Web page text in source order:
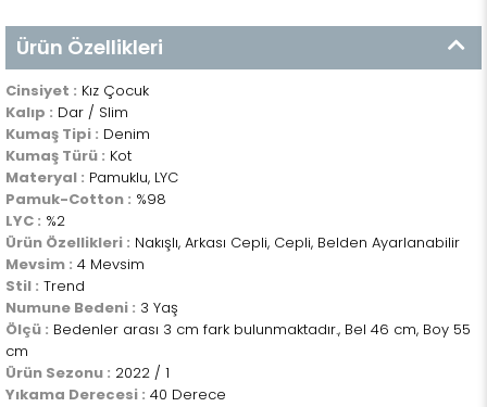
Ürün Özellikleri
Cinsiyet : Kız Çocuk
Kalıp : Dar / Slim
Kumaş Tipi : Denim
Kumaş Türü : Kot
Materyal : Pamuklu, LYC
Pamuk-Cotton : %98
LYC : %2
Ürün Özellikleri : Nakışlı, Arkası Cepli, Cepli, Belden Ayarlanabilir
Mevsim : 4 Mevsim
Stil : Trend
Numune Bedeni : 3 Yaş
Ölçü : Bedenler arası 3 cm fark bulunmaktadır., Bel 46 cm, Boy 55
cm
Ürün Sezonu : 2022 / 1
Yıkama Derecesi : 40 Derece